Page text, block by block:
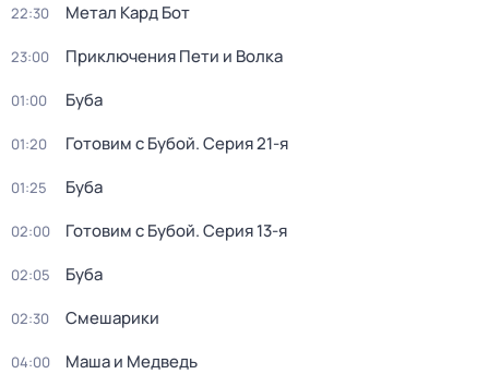
22:30 Метал Кард Бот
23:00 Приключения Пети и Волка
01:00 Буба
01:20 Готовим с Бубой. Серия 21-я
01:25 Буба
02:00 Готовим с Бубой. Серия 13-я
02:05 Буба
02:30 Смешарики
04:00 Маша и Медведь